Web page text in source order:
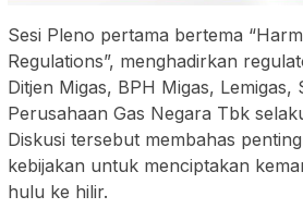
Sesi Pleno pertama bertema
Regulations”, menghadirkan
Ditjen Migas, BPH Migas, Lemigas,
Perusahaan Gas Negara Tbk
Diskusi tersebut membahas
kebijakan untuk menciptakan
hulu ke hilir.